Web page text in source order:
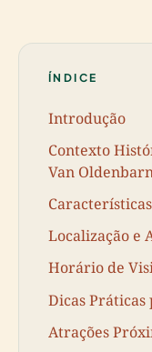
ÍNDICE
Introdução
Contexto
Van
Localização e
Horário de
Dicas
Atrações